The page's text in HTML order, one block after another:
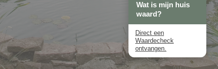
Wat is mijn huis
waard?
Direct een
Waardecheck
ontvangen.